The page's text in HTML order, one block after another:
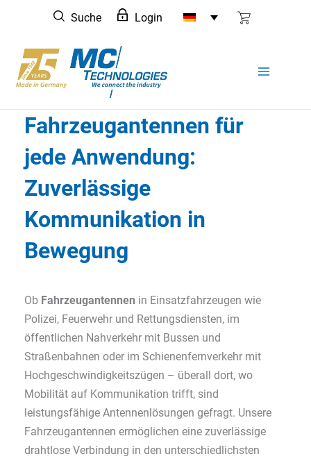
springen
Suche Login
Fahrzeugantennen für
jede Anwendung:
Zuverlässige
Kommunikation in
Bewegung
Ob Fahrzeugantennen in Einsatzfahrzeugen wie
Polizei, Feuerwehr und Rettungsdiensten, im
öffentlichen Nahverkehr mit Bussen und
Straßenbahnen oder im Schienenfernverkehr mit
Hochgeschwindigkeitszügen – überall dort, wo
Mobilität auf Kommunikation trifft, sind
leistungsfähige Antennenlösungen gefragt. Unsere
Fahrzeugantennen ermöglichen eine zuverlässige
drahtlose Verbindung in den unterschiedlichsten